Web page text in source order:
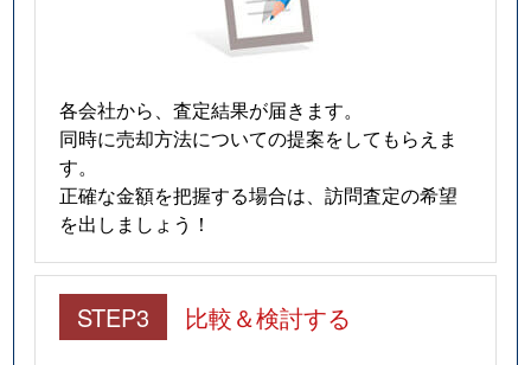
各会社から、査定結果が届きます。
同時に売却方法についての提案をしてもらえま
す。
正確な金額を把握する場合は、訪問査定の希望
を出しましょう！
STEP3 比較＆検討する